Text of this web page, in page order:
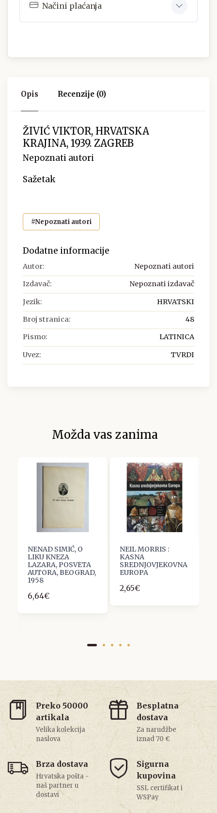
Načini plaćanja
Opis Recenzije (0)
ŽIVIĆ VIKTOR, HRVATSKA
KRAJINA, 1939. ZAGREB
Nepoznati autori
Sažetak
#Nepoznati autori
Dodatne informacije
Autor: Nepoznati autori
Izdavač: Nepoznati izdavač
Jezik: HRVATSKI
Broj stranica: 48
Pismo: LATINICA
Uvez: TVRDI
Možda vas zanima
NENAD SIMIĆ, O
LIKU KNEZA
LAZARA, POSVETA
AUTORA, BEOGRAD,
1958
6,64€
NEIL MORRIS :
KASNA
SREDNJOVJEKOVNA
EUROPA
2,65€
Preko 50000
artikala
Velika kolekcija
naslova
Besplatna
dostava
Za narudžbe
iznad 70 €
Brza dostava
Hrvatska pošta -
naš partner u
dostavi
Sigurna
kupovina
SSL certifikat i
WSPay